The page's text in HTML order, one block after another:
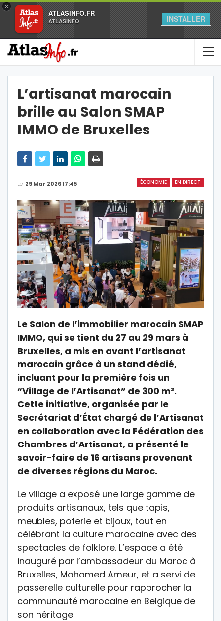
×
ATLASINFO.FR
ATLASINFO INSTALLER
L’artisanat marocain
brille au Salon SMAP
IMMO de Bruxelles
ÉCONOMIE EN DIRECT
Le 29 Mar 2026 17:45
Le Salon de l’immobilier marocain SMAP
IMMO, qui se tient du 27 au 29 mars à
Bruxelles, a mis en avant l’artisanat
marocain grâce à un stand dédié,
incluant pour la première fois un
“Village de l’Artisanat” de 300 m².
Cette initiative, organisée par le
Secrétariat d’État chargé de l’Artisanat
en collaboration avec la Fédération des
Chambres d’Artisanat, a présenté le
savoir-faire de 16 artisans provenant
de diverses régions du Maroc.
Le village a exposé une large gamme de
produits artisanaux, tels que tapis,
meubles, poterie et bijoux, tout en
célébrant la culture marocaine avec des
spectacles de folklore. L’espace a été
inauguré par l’ambassadeur du Maroc à
Bruxelles, Mohamed Ameur, et a servi de
passerelle culturelle pour rapprocher la
communauté marocaine en Belgique de
son héritage.